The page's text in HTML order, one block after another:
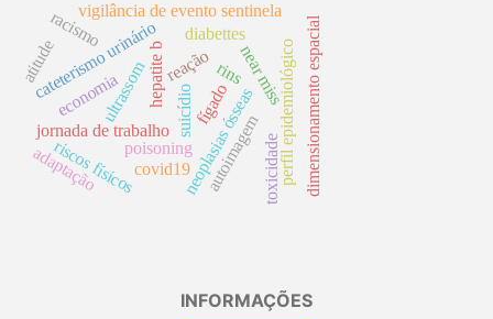
hepatite b
neoplasias ósseas
poisoning
ultrassom
cateterismo urinário near miss
vigilância de evento sentinela
jornada de trabalho dimensionamento espacial
riscos físicos autoimagem perfil epidemiológico
economia suicídio
reação
diabettes
toxicidade
fígado
rins
racismo
adaptação
atitude
covid19
INFORMAÇÕES